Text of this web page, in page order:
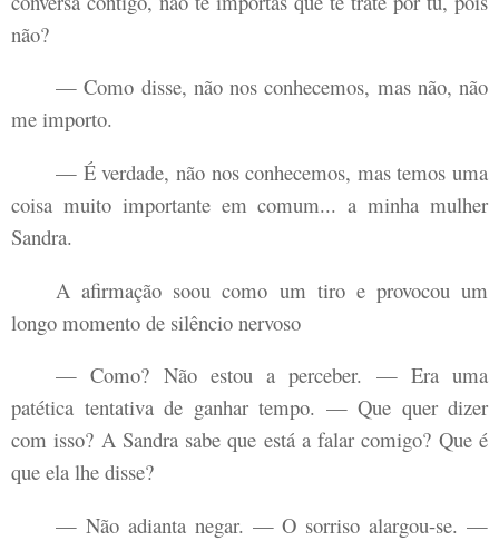
não?
— Como disse, não nos conhecemos, mas não, não
me importo.
— É verdade, não nos conhecemos, mas temos uma
coisa muito importante em comum... a minha mulher
Sandra.
A afirmação soou como um tiro e provocou um
longo momento de silêncio nervoso
— Como? Não estou a perceber. — Era uma
patética tentativa de ganhar tempo. — Que quer dizer
com isso? A Sandra sabe que está a falar comigo? Que é
que ela lhe disse?
— Não adianta negar. — O sorriso alargou-se. —